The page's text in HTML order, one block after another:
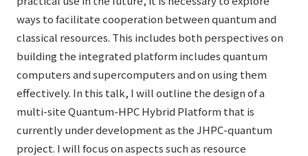
ways to facilitate cooperation between quantum and
classical resources. This includes both perspectives on
building the integrated platform includes quantum
computers and supercomputers and on using them
effectively. In this talk, I will outline the design of a
multi-site Quantum-HPC Hybrid Platform that is
currently under development as the JHPC-quantum
project. I will focus on aspects such as resource